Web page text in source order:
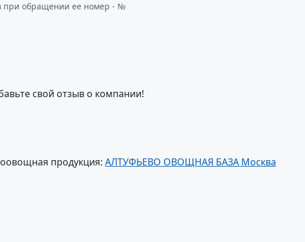
при обращении ее номер - №
свой отзыв о компании!
продукция: АЛТУФЬЕВО ОВОЩНАЯ БАЗА Москва